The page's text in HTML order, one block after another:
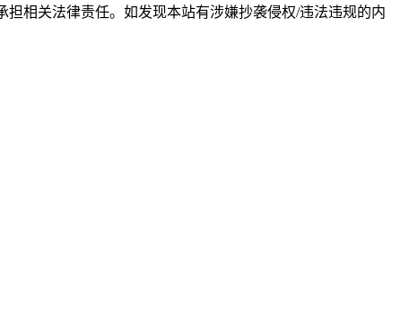
相关法律责任。如发现本站有涉嫌抄袭侵权/违法违规的内